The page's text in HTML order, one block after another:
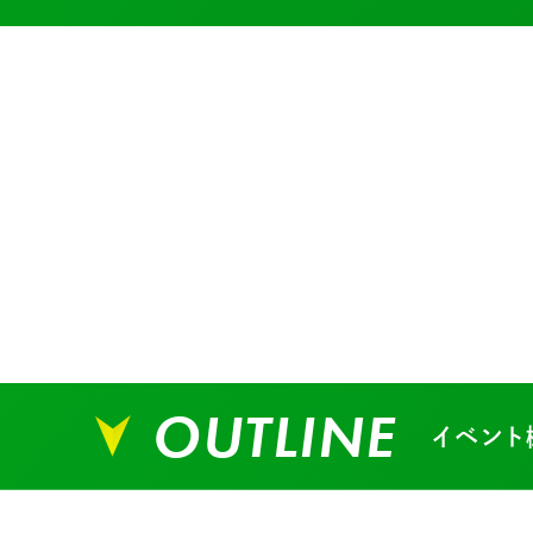
OUTLINE イベン